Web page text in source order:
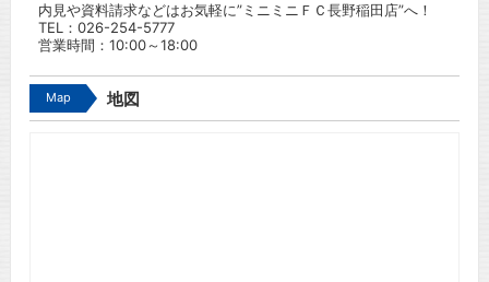
内見や資料請求などはお気軽に”ミニミニＦＣ長野稲田店”へ！
TEL： 026-254-5777
営業時間：10:00～18:00
Map 地図